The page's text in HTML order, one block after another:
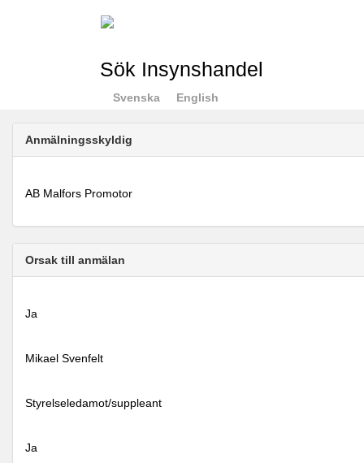
Sök Insynshandel
Svenska English
Anmälningsskyldig
AB Malfors Promotor
Orsak till anmälan
Ja
Mikael Svenfelt
Styrelseledamot/suppleant
Ja